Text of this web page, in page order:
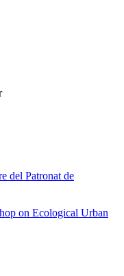
del Patronat de
on Ecological Urban